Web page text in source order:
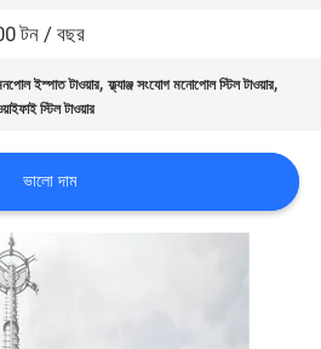
টন / বছর
ইস্পাত টাওয়ার,ফ্ল্যাঞ্জ সংযোগ মনোপোল স্টিল টাওয়ার,
স্টিল টাওয়ার
ভালো দাম